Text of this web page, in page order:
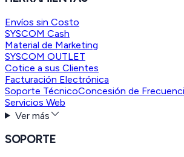
Envíos sin Costo
SYSCOM Cash
Material de Marketing
SYSCOM OUTLET
Cotice a sus Clientes
Facturación Electrónica
Soporte TécnicoConcesión de
Servicios Web
Ver más
SOPORTE